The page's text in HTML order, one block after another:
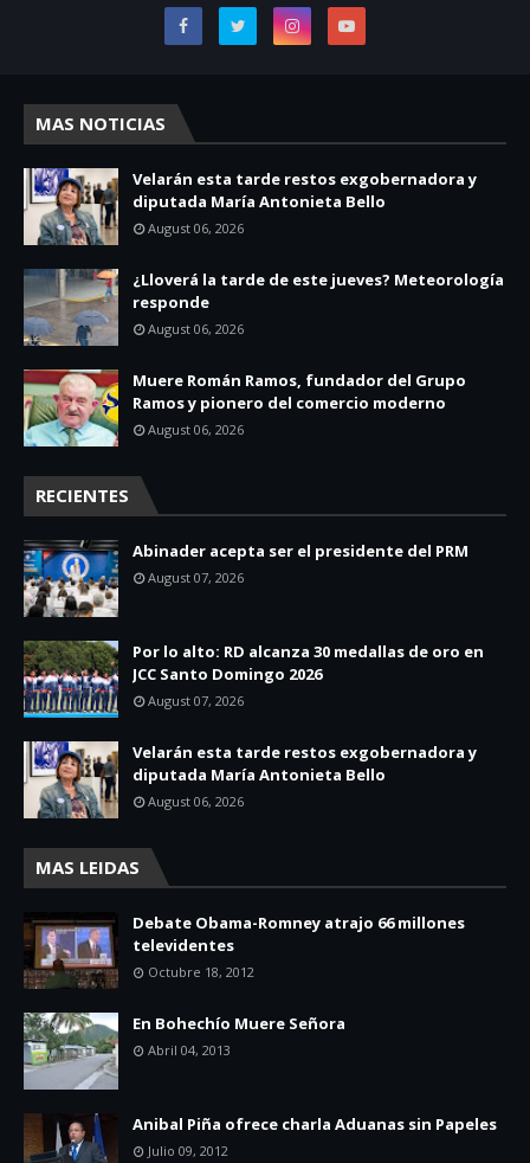
MAS NOTICIAS
Velarán esta tarde restos exgobernadora y
diputada María Antonieta Bello
August 06, 2026
¿Lloverá la tarde de este jueves? Meteorología
responde
August 06, 2026
Muere Román Ramos, fundador del Grupo
Ramos y pionero del comercio moderno
August 06, 2026
RECIENTES
Abinader acepta ser el presidente del PRM
August 07, 2026
Por lo alto: RD alcanza 30 medallas de oro en
JCC Santo Domingo 2026
August 07, 2026
Velarán esta tarde restos exgobernadora y
diputada María Antonieta Bello
August 06, 2026
MAS LEIDAS
Debate Obama-Romney atrajo 66 millones
televidentes
Octubre 18, 2012
En Bohechío Muere Señora
Abril 04, 2013
Anibal Piña ofrece charla Aduanas sin Papeles
Julio 09, 2012